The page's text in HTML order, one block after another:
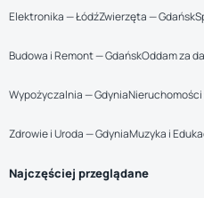
Elektronika — ŁódźZwierzęta — Gdańsk
Budowa i Remont — GdańskOddam za
Wypożyczalnia — GdyniaNieruchomości
Zdrowie i Uroda — GdyniaMuzyka i
Najczęściej przeglądane